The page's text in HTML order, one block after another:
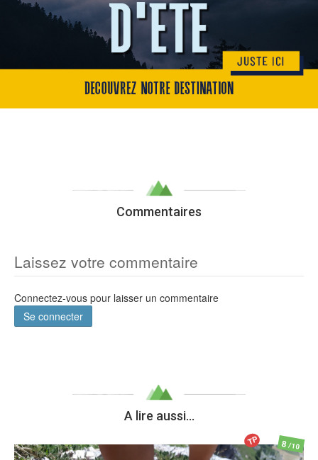
Commentaires
Laissez votre commentaire
Connectez-vous pour laisser un commentaire
Se connecter
A lire aussi...
8/10
TP